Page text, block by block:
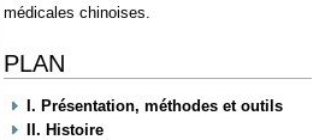
médicales chinoises.
PLAN
I. Présentation, méthodes et outils
II. Histoire